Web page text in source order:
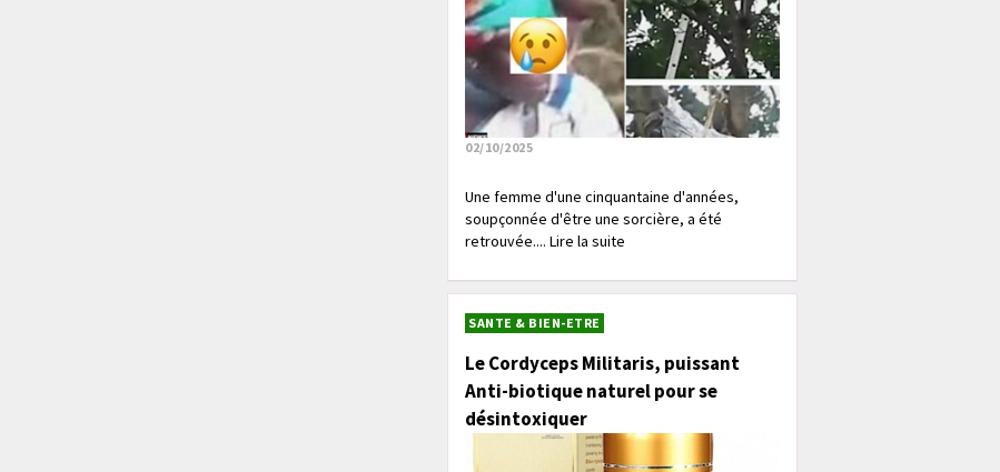
02/10/2025
Une femme d'une cinquantaine d'années,
soupçonnée d'être une sorcière, a été
retrouvée.... Lire la suite
SANTE & BIEN-ETRE
Le Cordyceps Militaris, puissant
Anti-biotique naturel pour se
désintoxiquer